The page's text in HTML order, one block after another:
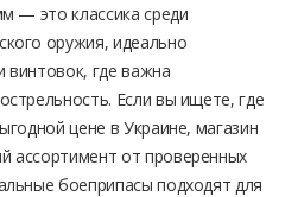
— это классика среди
оружия, идеально
винтовок, где важна
Если вы ищете, где
цене в Украине, магазин
ассортимент от проверенных
боеприпасы подходят для